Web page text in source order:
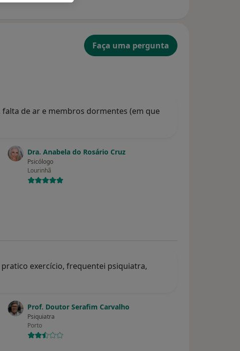
Faça uma pergunta
de ar e membros dormentes (em que
Dra. Anabela do Rosário Cruz
Psicólogo
Lourinhã
exercício, frequentei psiquiatra,
Prof. Doutor Serafim Carvalho
Psiquiatra
Porto